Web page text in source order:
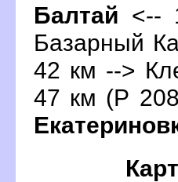
Балтай <--
Базарный
42 км -->
47 км (Р